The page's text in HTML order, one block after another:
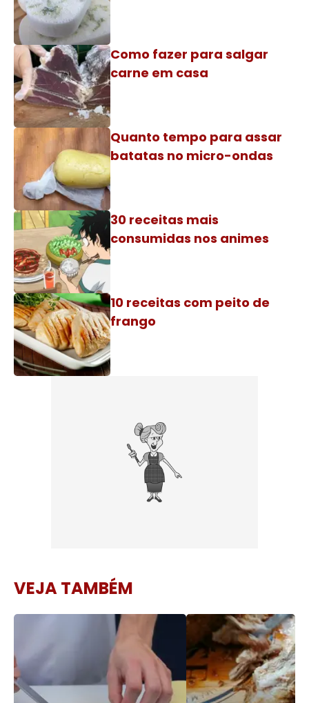
Como fazer para salgar
carne em casa
Quanto tempo para assar
batatas no micro-ondas
30 receitas mais
consumidas nos animes
10 receitas com peito de
frango
VEJA TAMBÉM